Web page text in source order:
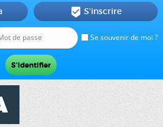
Se souvenir de moi ?
 S'inscrire